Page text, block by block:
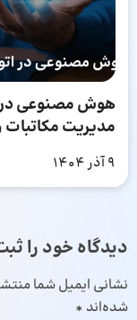
هوش مصنوعی در
مدیریت مکاتبات
9 آذر 1404
دیدگاه خود را
نشانی ایمیل شما
شده‌اند *